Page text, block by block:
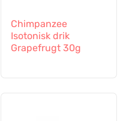
Chimpanzee
Isotonisk drik
Grapefrugt 30g